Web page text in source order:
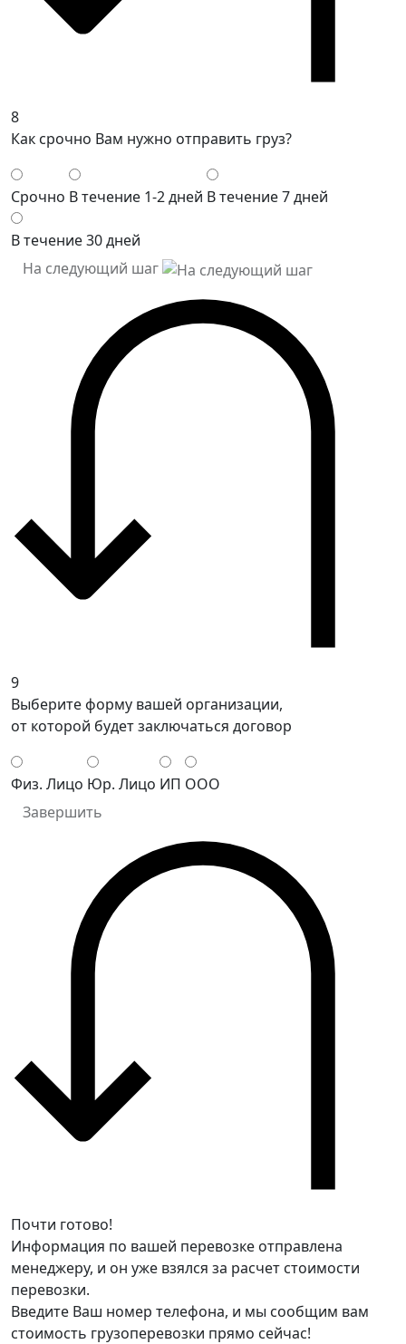
8
Как срочно Вам нужно отправить груз?
Срочно В течение 1-2 дней В течение 7 дней
В течение 30 дней
На следующий шаг
9
Выберите форму вашей организации,
от которой будет заключаться договор
Физ. Лицо Юр. Лицо ИП ООО
Завершить
Почти готово!
Информация по вашей перевозке отправлена
менеджеру, и он уже взялся за расчет стоимости
перевозки.
Введите Ваш номер телефона, и мы сообщим вам
стоимость грузоперевозки прямо сейчас!